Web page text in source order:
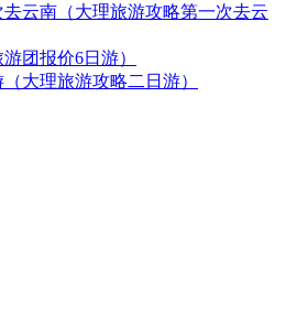
云南（大理旅游攻略第一次去云
团报价6日游）
大理旅游攻略二日游）